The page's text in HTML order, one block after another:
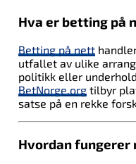
Hva er betting på
Betting på nett
utfallet av ulike
politikk eller
BetNorge.orgtilbyr
satse på en rekke
Hvordan